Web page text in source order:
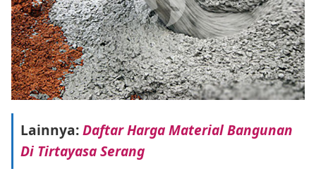
Lainnya:Daftar Harga Material Bangunan
Di Tirtayasa Serang